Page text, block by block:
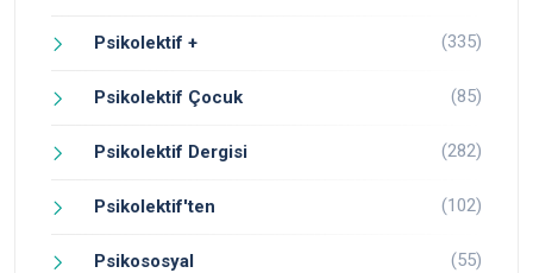
Psikolektif + (335)
Psikolektif Çocuk (85)
Psikolektif Dergisi (282)
Psikolektif'ten (102)
Psikososyal (55)